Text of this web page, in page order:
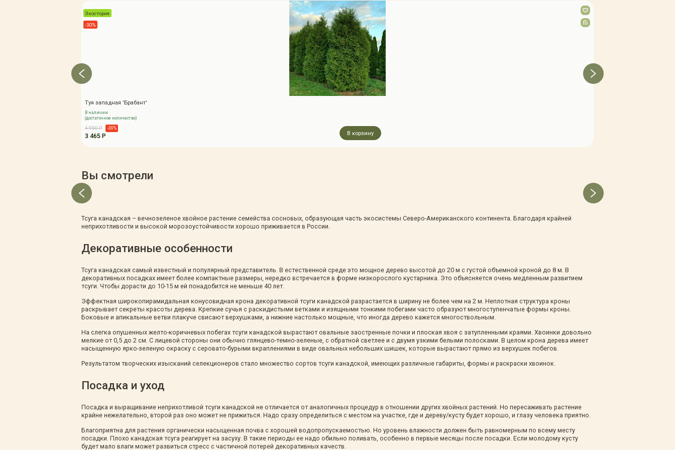
Возврат и замена
Экостория
-30%
Туя западная 'Брабант'
В наличии
(достаточное количество)
4 950 Р -30%
3 465 Р В корзину
Вы смотрели
Тсуга канадская – вечнозеленое хвойное растение семейства сосновых, образующая часть экосистемы Северо-Американского континента. Благодаря крайней
неприхотливости и высокой морозоустойчивости хорошо приживается в России.
Декоративные особенности
Тсуга канадская самый известный и популярный представитель. В естественной среде это мощное дерево высотой до 20 м с густой объемной кроной до 8 м. В
декоративных посадках имеет более компактные размеры, нередко встречается в форме низкорослого кустарника. Это объясняется очень медленным развитием
тсуги. Чтобы дорасти до 10-15 м ей понадобится не меньше 40 лет.
Эффектная широкопирамидальная конусовидная крона декоративной тсуги канадской разрастается в ширину не более чем на 2 м. Неплотная структура кроны
раскрывает секреты красоты дерева. Крепкие сучья с раскидистыми ветками и изящными тонкими побегами часто образуют многоступенчатые формы кроны.
Боковые и апикальные ветви плакуче свисают верхушками, а нижние настолько мощные, что иногда дерево кажется многоствольным.
На слегка опушенных желто-коричневых побегах тсуги канадской вырастают овальные заостренные почки и плоская хвоя с затупленными краями. Хвоинки довольно
мелкие от 0,5 до 2 см. С лицевой стороны они обычно глянцево-темно-зеленые, с обратной светлее и с двумя узкими белыми полосками. В целом крона дерева имеет
насыщенную ярко-зеленую окраску с серовато-бурыми вкраплениями в виде овальных небольших шишек, которые вырастают прямо из верхушек побегов.
Результатом творческих изысканий селекционеров стало множество сортов тсуги канадской, имеющих различные габариты, формы и раскраски хвоинок.
Посадка и уход
Посадка и выращивание неприхотливой тсуги канадской не отличается от аналогичных процедур в отношении других хвойных растений. Но пересаживать растение
крайне нежелательно, второй раз оно может не прижиться. Надо сразу определиться с местом на участке, где и дереву/кусту будет хорошо, и глазу человека приятно.
Благоприятна для растения органически насыщенная почва с хорошей водопропускаемостью. Но уровень влажности должен быть равномерным по всему месту
посадки. Плохо канадская тсуга реагирует на засуху. В такие периоды ее надо обильно поливать, особенно в первые месяцы после посадки. Если молодому кусту
будет мало влаги может развиться стресс с частичной потерей декоративных качеств.